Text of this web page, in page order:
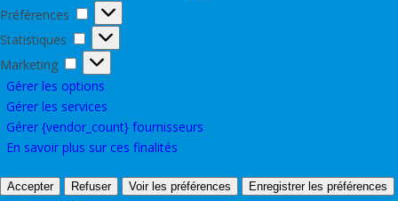
Préférences
Préférences
Statistiques Statistiques
Marketing Marketing
Gérer les options
Gérer les services
Gérer {vendor_count} fournisseurs
En savoir plus sur ces finalités
Accepter Refuser Voir les préférences Enregistrer les préférences